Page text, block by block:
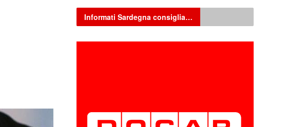
Informati Sardegna consiglia…